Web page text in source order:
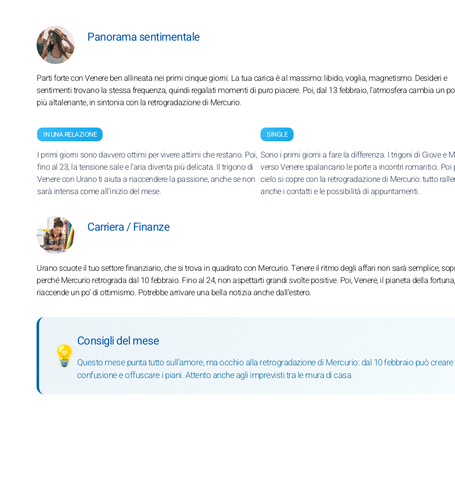
Panorama sentimentale
Parti forte con Venere ben allineata nei primi cinque giorni. La tua carica è al massimo: libido, voglia, magnetismo. Desideri e
sentimenti trovano la stessa frequenza, quindi regalati momenti di puro piacere. Poi, dal 13 febbraio, l’atmosfera cambia un
più altalenante, in sintonia con la retrogradazione di Mercurio.
IN UNA RELAZIONE
I primi giorni sono davvero ottimi per vivere attimi che restano. Poi,
fino al 23, la tensione sale e l’aria diventa più delicata. Il trigono di
Venere con Urano ti aiuta a riaccendere la passione, anche se non
sarà intensa come all’inizio del mese.
SINGLE
Sono i primi giorni a fare la differenza. I trigoni di Giove e
verso Venere spalancano le porte a incontri romantici. Poi
cielo si copre con la retrogradazione di Mercurio: tutto
anche i contatti e le possibilità di appuntamenti.
Carriera / Finanze
Urano scuote il tuo settore finanziario, che si trova in quadrato con Mercurio. Tenere il ritmo degli affari non sarà semplice,
perché Mercurio retrograda dal 10 febbraio. Fino al 24, non aspettarti grandi svolte positive. Poi, Venere, il pianeta della fortuna,
riaccende un po’ di ottimismo. Potrebbe arrivare una bella notizia anche dall’estero.
💡
Consigli del mese
Questo mese punta tutto sull’amore, ma occhio alla retrogradazione di Mercurio: dal 10 febbraio può creare
confusione e offuscare i piani. Attento anche agli imprevisti tra le mura di casa.